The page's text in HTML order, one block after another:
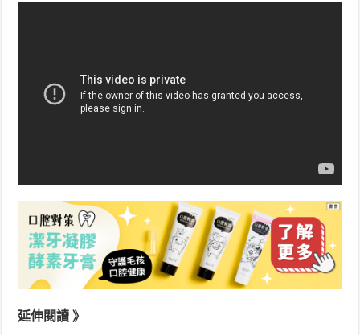
延伸閱讀 》